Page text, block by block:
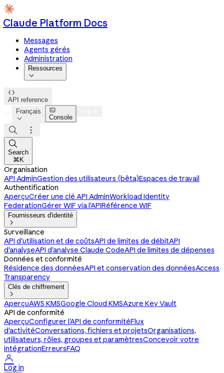
Claude Platform Docs
Messages
Agents gérés
Administration
Ressources


API reference
Français


Console



Search
⌘K
Organisation
API AdminGestion des utilisateurs (bêta)Espaces de travail
Authentification
AperçuCréer une clé API AdminWorkload Identity
FederationGérer WIF via l'APIRéférence WIF
Fournisseurs d'identité

Surveillance
API d'utilisation et de coûtsAPI de limites de débitAPI
d'analyseAPI d'analyse Claude CodeAPI de limites de dépenses
Données et conformité
Résidence des donnéesAPI et conservation des donnéesAccess
Transparency
Clés de chiffrement

AperçuAWS KMSGoogle Cloud KMSAzure Key Vault
API de conformité
AperçuConfigurer l'API de conformitéFlux
d'activitéConversations, fichiers et projetsOrganisations,
utilisateurs, rôles, groupes et paramètresConcevoir votre
intégrationErreursFAQ

Log in